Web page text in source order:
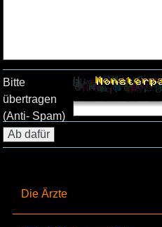
Die Ärzte
Bitte
übertragen
(Anti- Spam)